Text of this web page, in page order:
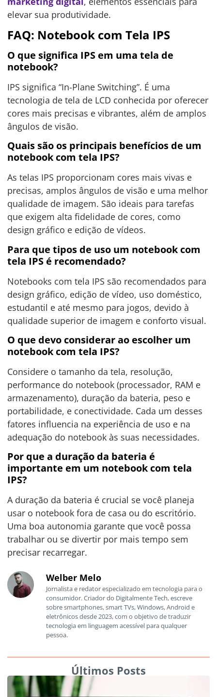
elevar sua produtividade.
FAQ: Notebook com Tela IPS
O que significa IPS em uma tela de
notebook?
IPS significa “In-Plane Switching”. É uma
tecnologia de tela de LCD conhecida por oferecer
cores mais precisas e vibrantes, além de amplos
ângulos de visão.
Quais são os principais benefícios de um
notebook com tela IPS?
As telas IPS proporcionam cores mais vivas e
precisas, amplos ângulos de visão e uma melhor
qualidade de imagem. São ideais para tarefas
que exigem alta fidelidade de cores, como
design gráfico e edição de vídeos.
Para que tipos de uso um notebook com
tela IPS é recomendado?
Notebooks com tela IPS são recomendados para
design gráfico, edição de vídeo, uso doméstico,
estudantil e até mesmo para jogos, devido à
qualidade superior de imagem e conforto visual.
O que devo considerar ao escolher um
notebook com tela IPS?
Considere o tamanho da tela, resolução,
performance do notebook (processador, RAM e
armazenamento), duração da bateria, peso e
portabilidade, e conectividade. Cada um desses
fatores influencia na experiência de uso e na
adequação do notebook às suas necessidades.
Por que a duração da bateria é
importante em um notebook com tela
IPS?
A duração da bateria é crucial se você planeja
usar o notebook fora de casa ou do escritório.
Uma boa autonomia garante que você possa
trabalhar ou se divertir por mais tempo sem
precisar recarregar.
Welber Melo
Jornalista e redator especializado em tecnologia para o
consumidor. Criador do Digitalmente Tech, escreve
sobre smartphones, smart TVs, Windows, Android e
eletrônicos desde 2023, com o objetivo de traduzir
tecnologia em linguagem acessível para qualquer
pessoa.
Últimos Posts